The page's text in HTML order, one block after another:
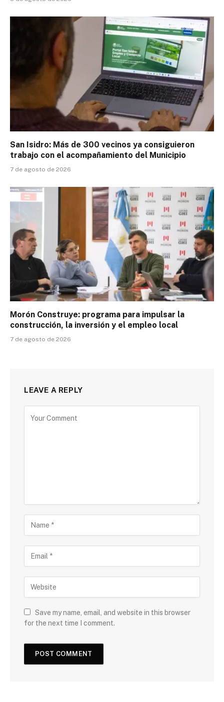
San Isidro: Más de 300 vecinos ya consiguieron
trabajo con el acompañamiento del Municipio
7 de agosto de 2026
Morón Construye: programa para impulsar la
construcción, la inversión y el empleo local
7 de agosto de 2026
LEAVE A REPLY
Save my name, email, and website in this browser
for the next time I comment.